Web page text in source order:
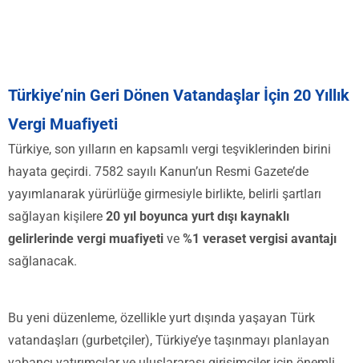
Türkiye’nin Geri Dönen Vatandaşlar İçin 20 Yıllık
Vergi Muafiyeti
Türkiye, son yılların en kapsamlı vergi teşviklerinden birini
hayata geçirdi. 7582 sayılı Kanun’un Resmi Gazete’de
yayımlanarak yürürlüğe girmesiyle birlikte, belirli şartları
sağlayan kişilere 20 yıl boyunca yurt dışı kaynaklı
gelirlerinde vergi muafiyeti ve %1 veraset vergisi avantajı
sağlanacak.
Bu yeni düzenleme, özellikle yurt dışında yaşayan Türk
vatandaşları (gurbetçiler), Türkiye’ye taşınmayı planlayan